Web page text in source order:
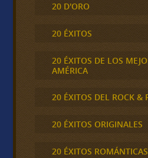
20 D'ORO
20 ÉXITOS
20 ÉXITOS DE LOS
AMÉRICA
20 ÉXITOS DEL ROCK &
20 ÉXITOS ORIGINALES
20 ÉXITOS ROMÁNTICAS